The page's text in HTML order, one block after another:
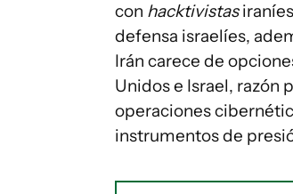
con hacktivistas
defensa israelíes,
Irán carece de
Unidos e Israel, razón
operaciones
instrumentos de